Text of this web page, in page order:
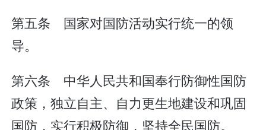
第五条 国家对国防活动实行统一的领
导。
第六条 中华人民共和国奉行防御性国防
政策，独立自主、自力更生地建设和巩固
国防，实行积极防御，坚持全民国防。